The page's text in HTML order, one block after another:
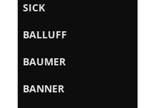
SICK
BALLUFF
BAUMER
BANNER